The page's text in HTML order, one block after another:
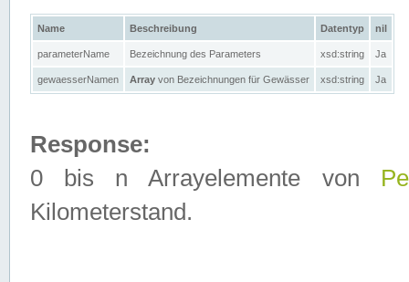
Name Beschreibung Datentyp nil
parameterName Bezeichnung des Parameters xsd:string Ja
gewaesserNamen Array von Bezeichnungen für Gewässer xsd:string Ja
Response:
0 bis n Arrayelemente von
Kilometerstand.